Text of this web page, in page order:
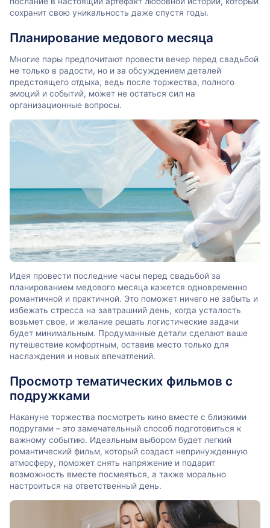
сохранит свою уникальность даже спустя годы.
Планирование медового месяца
Многие пары предпочитают провести вечер перед свадьбой
не только в радости, но и за обсуждением деталей
предстоящего отдыха, ведь после торжества, полного
эмоций и событий, может не остаться сил на
организационные вопросы.
Идея провести последние часы перед свадьбой за
планированием медового месяца кажется одновременно
романтичной и практичной. Это поможет ничего не забыть и
избежать стресса на завтрашний день, когда усталость
возьмет свое, и желание решать логистические задачи
будет минимальным. Продуманные детали сделают ваше
путешествие комфортным, оставив место только для
наслаждения и новых впечатлений.
Просмотр тематических фильмов с
подружками
Накануне торжества посмотреть кино вместе с близкими
подругами – это замечательный способ подготовиться к
важному событию. Идеальным выбором будет легкий
романтический фильм, который создаст непринужденную
атмосферу, поможет снять напряжение и подарит
возможность вместе посмеяться, а также морально
настроиться на ответственный день.